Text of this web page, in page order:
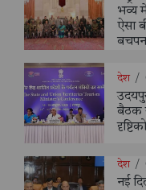
भव्य
ऐसा
बचपन
देश /
बैठक
देश /
नई